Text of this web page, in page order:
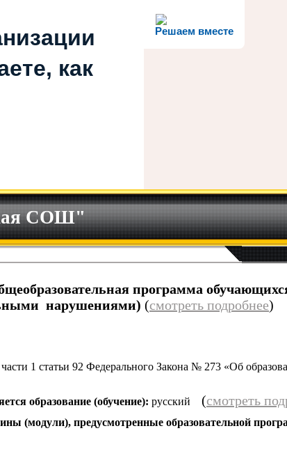
Решаем вместе
как
СОШ"
программа
нарушениями) (смотреть подробнее)
1 статьи 92 Федерального Закона № 273 «Об
образование (обучение): русский (смотреть
(модули), предусмотренные образовательной